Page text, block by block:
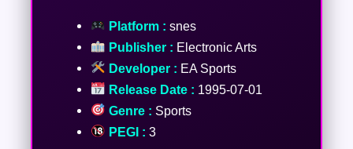
Platform : snes
Publisher : Electronic Arts
Developer : EA Sports
Release Date : 1995-07-01
Genre : Sports
PEGI : 3